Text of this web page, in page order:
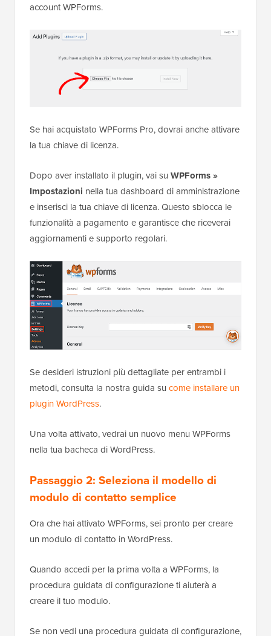
account WPForms.
Se hai acquistato WPForms Pro, dovrai anche attivare
la tua chiave di licenza.
Dopo aver installato il plugin, vai su WPForms »
Impostazioni nella tua dashboard di amministrazione
e inserisci la tua chiave di licenza. Questo sblocca le
funzionalità a pagamento e garantisce che riceverai
aggiornamenti e supporto regolari.
Se desideri istruzioni più dettagliate per entrambi i
metodi, consulta la nostra guida su come installare un
plugin WordPress.
Una volta attivato, vedrai un nuovo menu WPForms
nella tua bacheca di WordPress.
Passaggio 2: Seleziona il modello di
modulo di contatto semplice
Ora che hai attivato WPForms, sei pronto per creare
un modulo di contatto in WordPress.
Quando accedi per la prima volta a WPForms, la
procedura guidata di configurazione ti aiuterà a
creare il tuo modulo.
Se non vedi una procedura guidata di configurazione,